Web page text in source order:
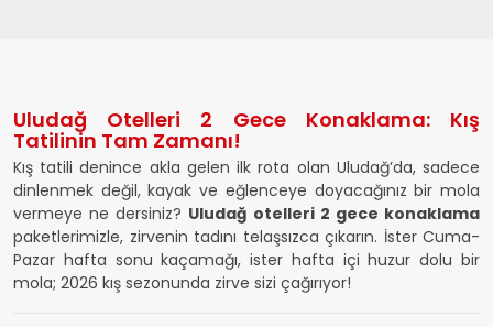
Uludağ Otelleri 2 Gece Konaklama: Kış
Tatilinin Tam Zamanı!
Kış tatili denince akla gelen ilk rota olan Uludağ’da, sadece
dinlenmek değil, kayak ve eğlenceye doyacağınız bir mola
vermeye ne dersiniz? Uludağ otelleri 2 gece konaklama
paketlerimizle, zirvenin tadını telaşsızca çıkarın. İster Cuma-
Pazar hafta sonu kaçamağı, ister hafta içi huzur dolu bir
mola; 2026 kış sezonunda zirve sizi çağırıyor!